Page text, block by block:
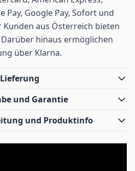
Pay, Google Pay, Sofort und
Kunden aus Österreich bieten
hinaus ermöglichen
über Klarna.
Lieferung
und Garantie
und Produktinfo